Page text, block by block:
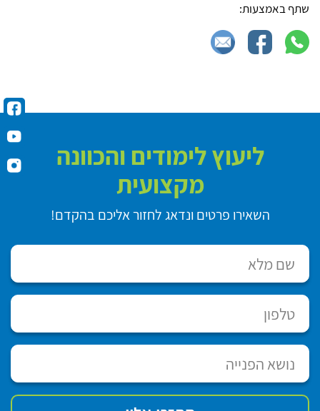
שתף באמצעות:
ליעוץ לימודים והכוונה
מקצועית
השאירו פרטים ונדאג לחזור אליכם בהקדם!